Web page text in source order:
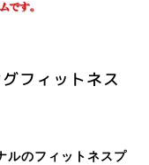
フィットネス
ルのフィットネスプ